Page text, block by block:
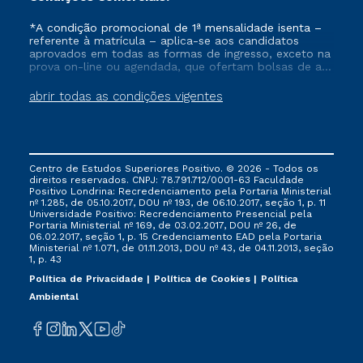
abrir todas as condições vigentes
*A condição promocional de 1ª mensalidade isenta –
referente à matrícula – aplica-se aos candidatos
aprovados em todas as formas de ingresso, exceto na
prova on-line ou agendada, que ofertam bolsas de até
vigente, que ainda não tenham efetivado e/ou não
tenham cancelado ou trancado sua matrícula em uma
via FIES, Prouni e outros programas governamentais, e
não se acumula com nenhuma outra campanha
ofertada pela Instituição.
Centro de Estudos Superiores Positivo. © 2026 - Todos os
direitos reservados. CNPJ: 78.791.712/0001-63 Faculdade
Positivo Londrina: Recredenciamento pela Portaria Ministerial
nº 1.285, de 05.10.2017, DOU nº 193, de 06.10.2017, seção 1, p. 11
Universidade Positivo: Recredenciamento Presencial ​pela
Portaria Ministerial nº 169, de 03.02.2017, DOU nº 26, de
06.02.2017, seção 1, p. 15 Credenciamento EAD pela Portaria
Ministerial nº 1.071, de 01.11.2013, DOU nº 43, de 04.11.2013, seção
1, p. 43
Política de Privacidade
Política de Cookies
Política
Ambiental